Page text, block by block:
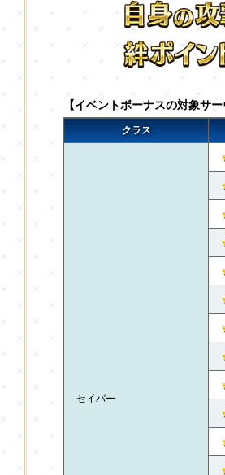
【イベントボーナスの対象サー
クラス
セイバー